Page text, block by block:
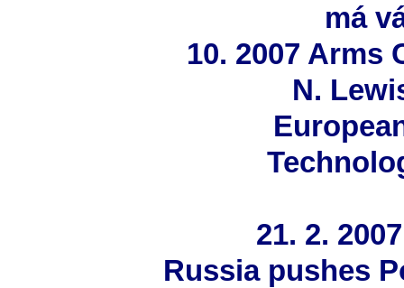
má
10. 2007 Arms
N.
21. 2.
Russia pushes